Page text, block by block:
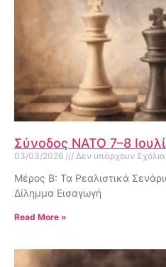
Σύνοδος ΝΑΤΟ 7–8
03/03/2026 Δεν υπάρχουν Σχόλια
Μέρος Β: Τα Ρεαλιστικά
Δίλημμα Εισαγωγή
Read More »